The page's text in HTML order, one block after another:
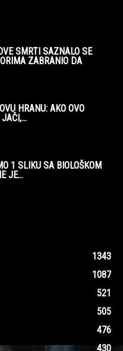
SMRTI SAZNALO SE
ZABRANIO DA
HRANU: AKO OVO
1 SLIKU SA BIOLOŠKOM
JE...
1343
1087
521
505
476
430